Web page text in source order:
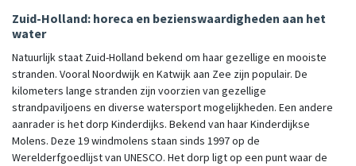
Zuid-Holland: horeca en bezienswaardigheden aan het
water
Natuurlijk staat Zuid-Holland bekend om haar gezellige en mooiste
stranden. Vooral Noordwijk en Katwijk aan Zee zijn populair. De
kilometers lange stranden zijn voorzien van gezellige
strandpaviljoens en diverse watersport mogelijkheden. Een andere
aanrader is het dorp Kinderdijks. Bekend van haar Kinderdijkse
Molens. Deze 19 windmolens staan sinds 1997 op de
Werelderfgoedlijst van UNESCO. Het dorp ligt op een punt waar de